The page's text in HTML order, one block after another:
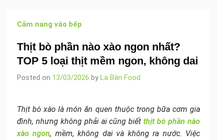
Cẩm nang vào bếp
Thịt bò phần nào xào ngon nhất?
TOP 5 loại thịt mềm ngon, không dai
Posted on 13/03/2026 by La Bàn Food
Thịt bò xào là món ăn quen thuộc trong bữa cơm gia
đình, nhưng không phải ai cũng biếtthịt bò phần nào
xào ngon, mềm, không dai và không ra nước. Việc